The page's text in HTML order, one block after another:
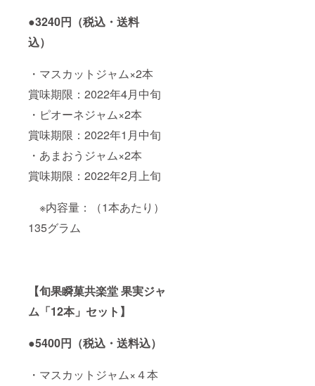
●3240円（税込・送料
込）
・マスカットジャム×2本
賞味期限：2022年4月中旬
・ピオーネジャム×2本
賞味期限：2022年1月中旬
・あまおうジャム×2本
賞味期限：2022年2月上旬
※内容量：（1本あたり）
135グラム
【旬果瞬菓共楽堂 果実ジャ
ム「12本」セット】
●5400円（税込・送料込）
・マスカットジャム×４本